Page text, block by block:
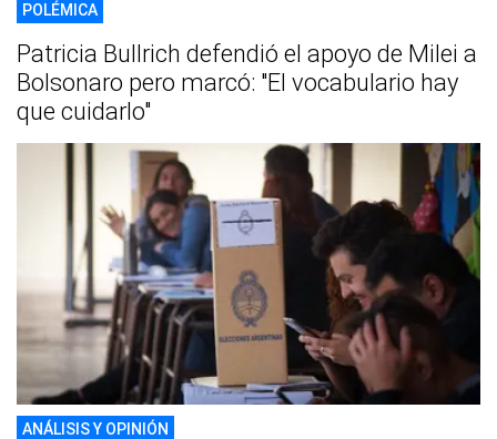
POLÉMICA
Patricia Bullrich defendió el apoyo de Milei a
Bolsonaro pero marcó: "El vocabulario hay
que cuidarlo"
ANÁLISIS Y OPINIÓN